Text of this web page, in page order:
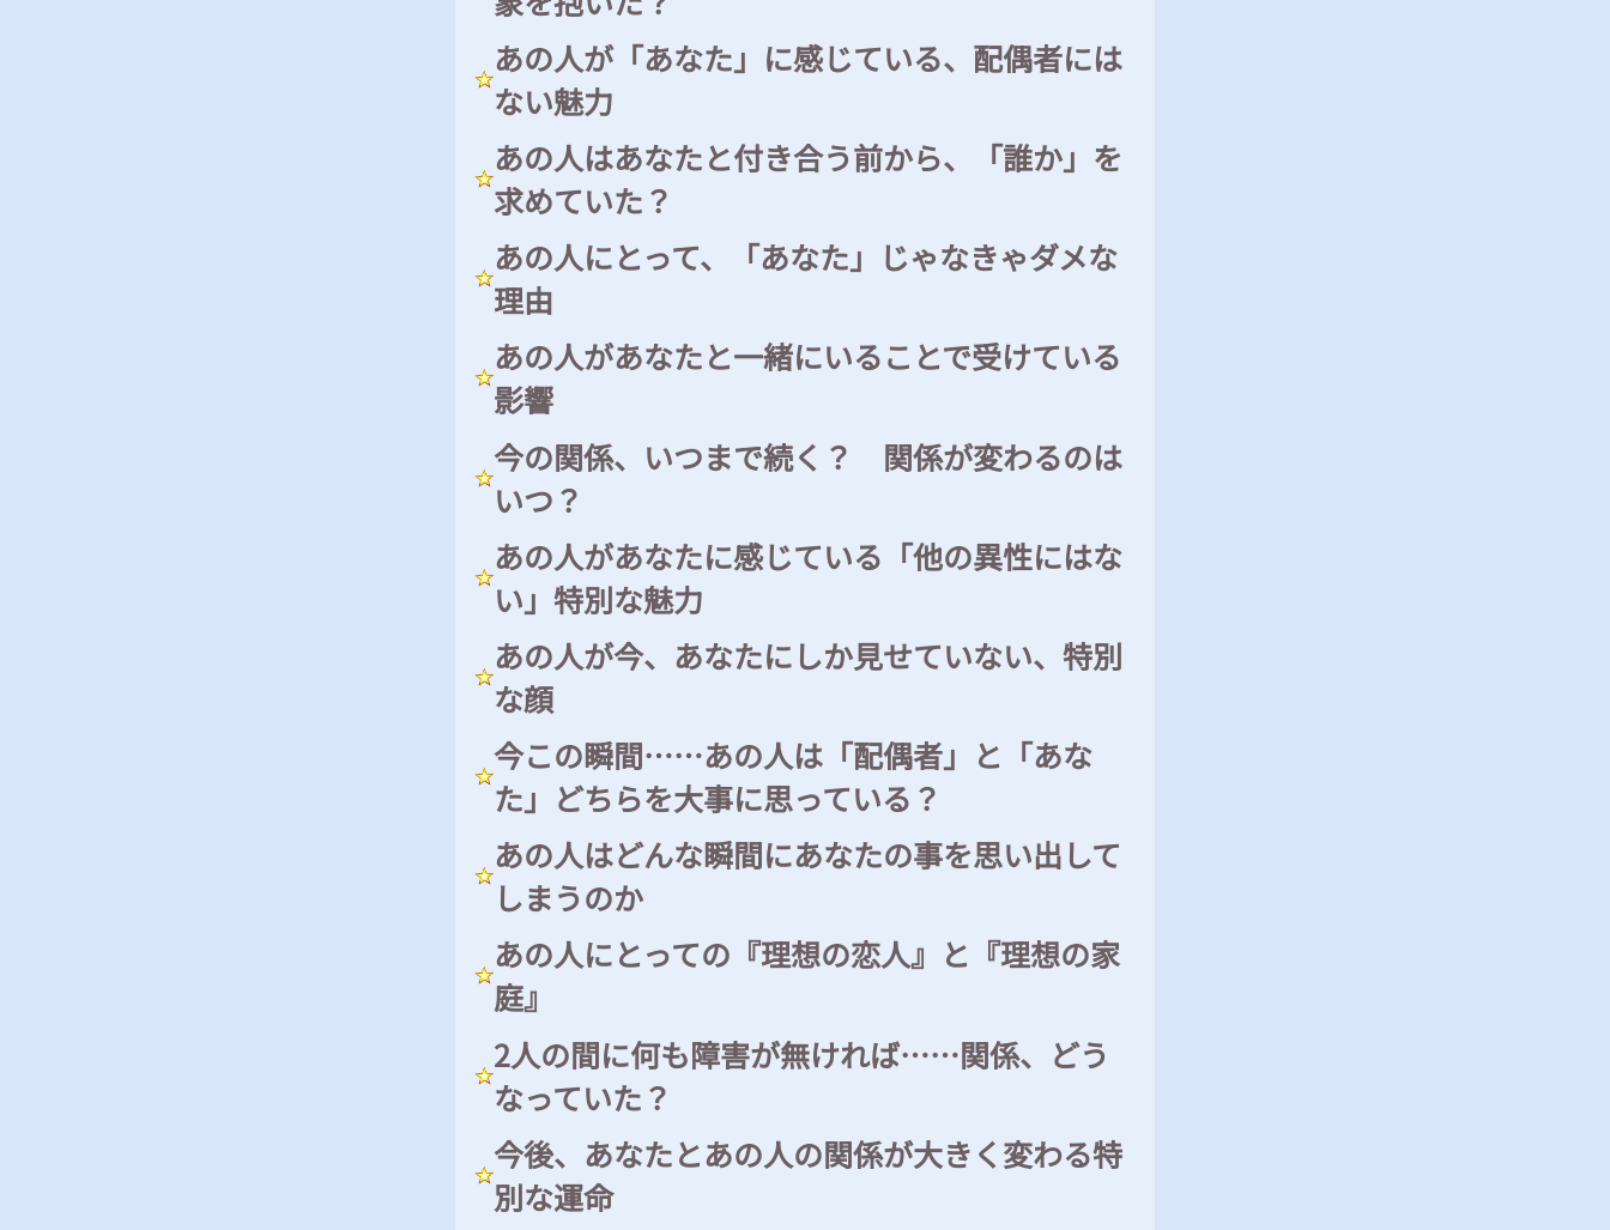
あの人が「あなた」に感じている、配偶者には
ない魅力
あの人はあなたと付き合う前から、「誰か」を
求めていた？
あの人にとって、「あなた」じゃなきゃダメな
理由
あの人があなたと一緒にいることで受けている
影響
今の関係、いつまで続く？ 関係が変わるのは
いつ？
あの人があなたに感じている「他の異性にはな
い」特別な魅力
あの人が今、あなたにしか見せていない、特別
な顔
今この瞬間……あの人は「配偶者」と「あな
た」どちらを大事に思っている？
あの人はどんな瞬間にあなたの事を思い出して
しまうのか
あの人にとっての『理想の恋人』と『理想の家
庭』
2人の間に何も障害が無ければ……関係、どう
なっていた？
今後、あなたとあの人の関係が大きく変わる特
別な運命